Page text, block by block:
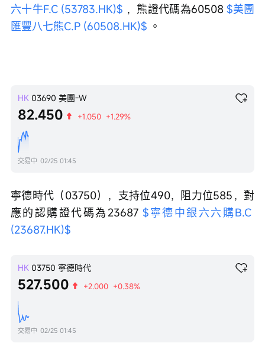
六十牛F.C (53783.HK)$ ，熊證代碼為60508 $美團
匯豐八七熊C.P (60508.HK)$ 。
HK 03690 美團-W
82.450 +1.050 +1.29%
交易中 02/25 01:45
寧德時代（03750），支持位490，阻力位585，對
應的認購證代碼為23687 $寧德中銀六六購B.C
(23687.HK)$
HK 03750 寧德時代
527.500 +2.000 +0.38%
交易中 02/25 01:45